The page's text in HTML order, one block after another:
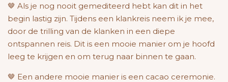
🤎 Als je nog nooit gemediteerd hebt kan dit in het
begin lastig zijn. Tijdens een klankreis neem ik je mee,
door de trilling van de klanken in een diepe
ontspannen reis. Dit is een mooie manier om je hoofd
leeg te krijgen en om terug naar binnen te gaan.
🤎 Een andere mooie manier is een cacao ceremonie.